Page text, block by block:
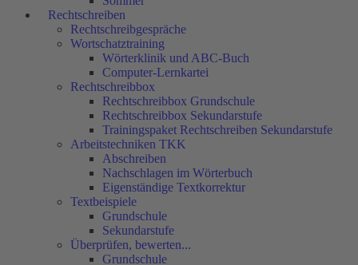
Rechtschreiben
Rechtschreibgespräche
Wortschatztraining
Wörterklinik und ABC-Buch
Computer-Lernkartei
Rechtschreibbox
Rechtschreibbox Grundschule
Rechtschreibbox Sekundarstufe
Trainingspaket Rechtschreiben Sekundarstufe
Arbeitstechniken TKK
Abschreiben
Nachschlagen im Wörterbuch
Eigenständige Textkorrektur
Textbeispiele
Grundschule
Sekundarstufe
Überprüfen, bewerten...
Grundschule